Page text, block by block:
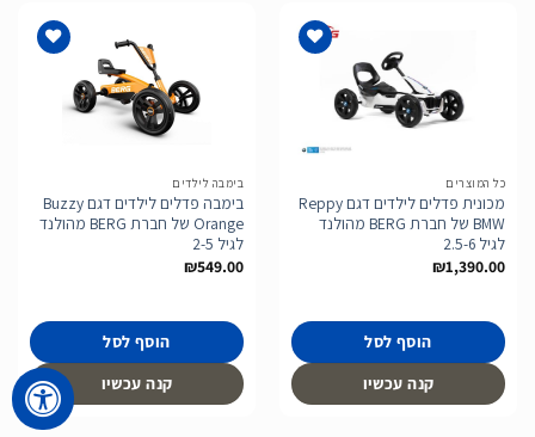
המשאלות
כל המוצרים
מכונית פדלים לילדים דגם Reppy
BMW של חברת BERG מהולנד
לגיל 2.5-6
₪1,390.00
הוסף לסל
קנה עכשיו
בימבה לילדים
בימבה פדלים לילדים דגם Buzzy
Orange של חברת BERG מהולנד
לגיל 2-5
₪549.00
הוסף לסל
קנה עכשיו